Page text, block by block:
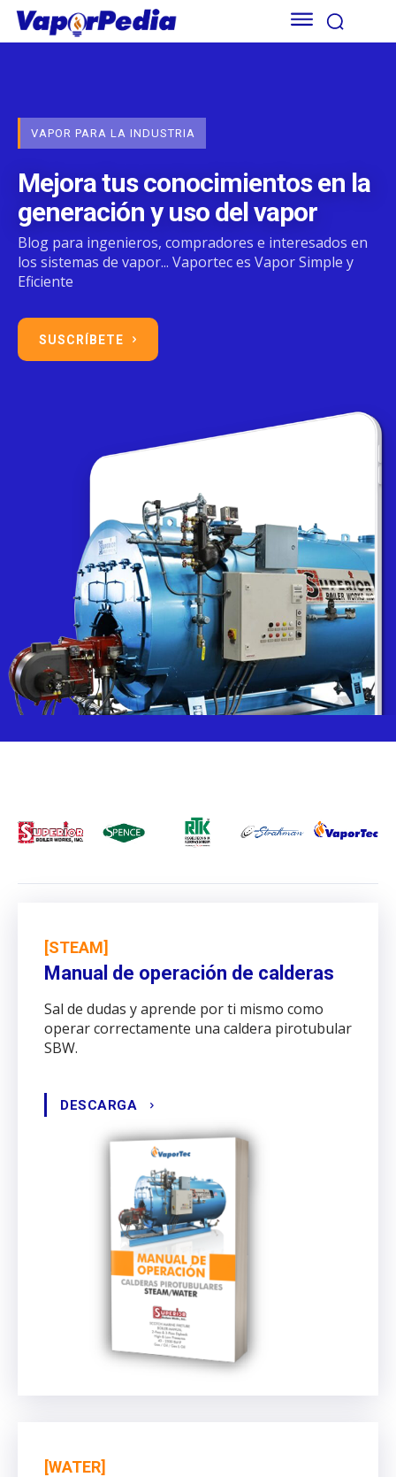
VAPOR PARA LA INDUSTRIA
Mejora tus conocimientos en la
generación y uso del vapor
Blog para ingenieros, compradores e interesados en
los sistemas de vapor... Vaportec es Vapor Simple y
Eficiente
SUSCRÍ­BETE
[STEAM]
Manual de operación de calderas
Sal de dudas y aprende por ti mismo como
operar correctamente una caldera pirotubular
SBW.
DESCARGA
[WATER]